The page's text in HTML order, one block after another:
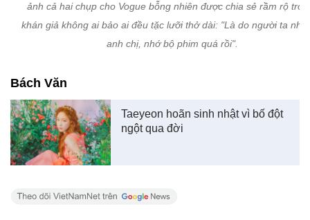
ảnh cả hai chụp cho Vogue bỗng nhiên được chia sẻ rầm rộ trở
khán giả không ai bảo ai đều tặc lưỡi thở dài: "Là do người ta nhớ
anh chị, nhớ bộ phim quá rồi".
Bách Văn
Taeyeon hoãn sinh nhật vì bố đột
ngột qua đời